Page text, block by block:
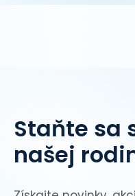
Staňte sa
našej